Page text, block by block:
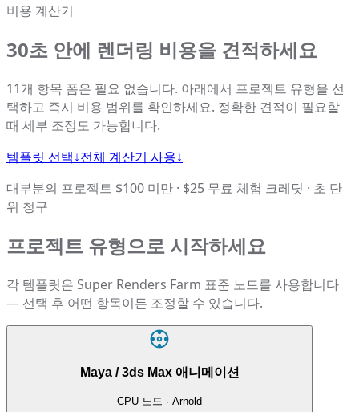
비용 계산기
30초 안에 렌더링 비용을 견적하세요
11개 항목 폼은 필요 없습니다. 아래에서 프로젝트 유형을 선
택하고 즉시 비용 범위를 확인하세요. 정확한 견적이 필요할
때 세부 조정도 가능합니다.
템플릿 선택↓전체 계산기 사용↓
대부분의 프로젝트 $100 미만 · $25 무료 체험 크레딧 · 초 단
위 청구
프로젝트 유형으로 시작하세요
각 템플릿은 Super Renders Farm 표준 노드를 사용합니다
— 선택 후 어떤 항목이든 조정할 수 있습니다.
Maya / 3ds Max 애니메이션
CPU 노드 · Arnold